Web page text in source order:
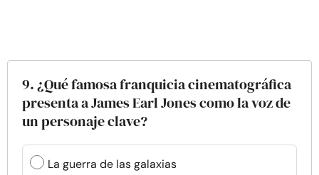
9. ¿Qué famosa franquicia cinematográfica
presenta a James Earl Jones como la voz de
un personaje clave?
La guerra de las galaxias